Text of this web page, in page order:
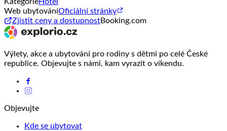
Web ubytováníOficiální stránky
Zjistit ceny a dostupnostBooking.com
Výlety, akce a ubytování pro rodiny s dětmi po celé České
republice. Objevujte s námi, kam vyrazit o víkendu.
Objevujte
Kde se ubytovat